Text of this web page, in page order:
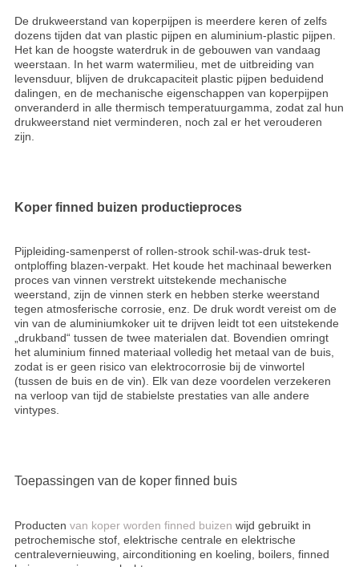
De drukweerstand van koperpijpen is meerdere keren of zelfs
dozens tijden dat van plastic pijpen en aluminium-plastic pijpen.
Het kan de hoogste waterdruk in de gebouwen van vandaag
weerstaan. In het warm watermilieu, met de uitbreiding van
levensduur, blijven de drukcapaciteit plastic pijpen beduidend
dalingen, en de mechanische eigenschappen van koperpijpen
onveranderd in alle thermisch temperatuurgamma, zodat zal hun
drukweerstand niet verminderen, noch zal er het verouderen
zijn.
Koper finned buizen productieproces
Pijpleiding-samenperst of rollen-strook schil-was-druk test-
ontploffing blazen-verpakt. Het koude het machinaal bewerken
proces van vinnen verstrekt uitstekende mechanische
weerstand, zijn de vinnen sterk en hebben sterke weerstand
tegen atmosferische corrosie, enz. De druk wordt vereist om de
vin van de aluminiumkoker uit te drijven leidt tot een uitstekende
„drukband“ tussen de twee materialen dat. Bovendien omringt
het aluminium finned materiaal volledig het metaal van de buis,
zodat is er geen risico van elektrocorrosie bij de vinwortel
(tussen de buis en de vin). Elk van deze voordelen verzekeren
na verloop van tijd de stabielste prestaties van alle andere
vintypes.
Toepassingen van de koper finned buis
Producten van koper worden finned buizen wijd gebruikt in
petrochemische stof, elektrische centrale en elektrische
centralevernieuwing, airconditioning en koeling, boilers, finned